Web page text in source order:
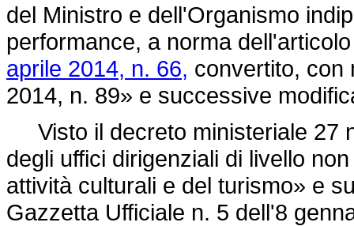
del Ministro e dell'Organismo
performance, a norma
aprile 2014, n. 66, convertito, con
2014, n. 89» e successive
Visto il decreto ministeriale 27
degli uffici dirigenziali di livello
attività culturali e del turismo» e
Gazzetta Ufficiale n. 5 dell'8